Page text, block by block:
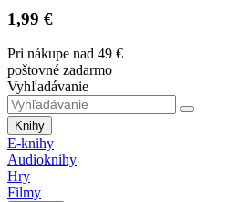
1,99 €
Pri nákupe nad 49 €
poštovné zadarmo
Vyhľadávanie
Knihy
E-knihy
Audioknihy
Hry
Filmy